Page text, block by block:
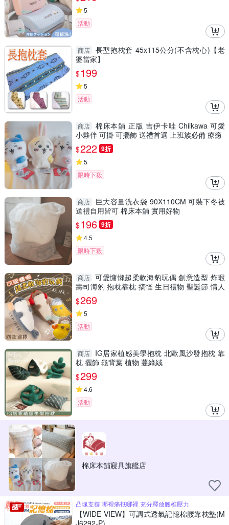
5
活動
商店
長型抱枕套 45x115公分(不含枕心)【老
婆當家】
$199
5
活動
商店
棉床本舖 正版 吉伊卡哇 Chiikawa 可愛
小夥伴 可掛 可擺飾 送禮首選 上班族必備 療癒
$222 9折
5
限時下殺
商店
巨大容量洗衣袋 90X110CM 可裝下冬被
送禮自用皆可 棉床本舖 實用好物
$196 9折
4.5
限時下殺
商店 可愛慵懶超柔軟海豹玩偶 創意造型 炸蝦
壽司海豹 抱枕靠枕 搞怪 生日禮物 聖誕節 情人
節 小禮物
$269
5
活動
商店
IG居家植感美學抱枕 北歐風沙發抱枕 靠
枕 擺飾 龜背葉 植物 蔓綠絨
$299
4.6
活動
棉床本舖寢具旗艦店
凸塊支撐 哪裡痛抵哪裡 充分釋放腰椎壓力
【WIDE VIEW】可調式透氣記憶棉腰靠枕墊(M